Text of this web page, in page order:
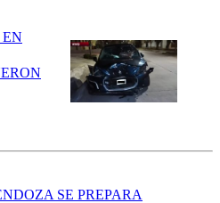
SE PREPARA